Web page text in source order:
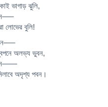
ভাগাড় ঝুলি,
লোভের বুলি!
অলভ্য ভুবন,
অদৃশ্য পবন।